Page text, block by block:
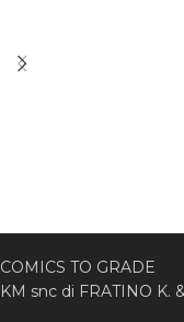
COMICS TO GRADE
KM snc di FRATINO K.